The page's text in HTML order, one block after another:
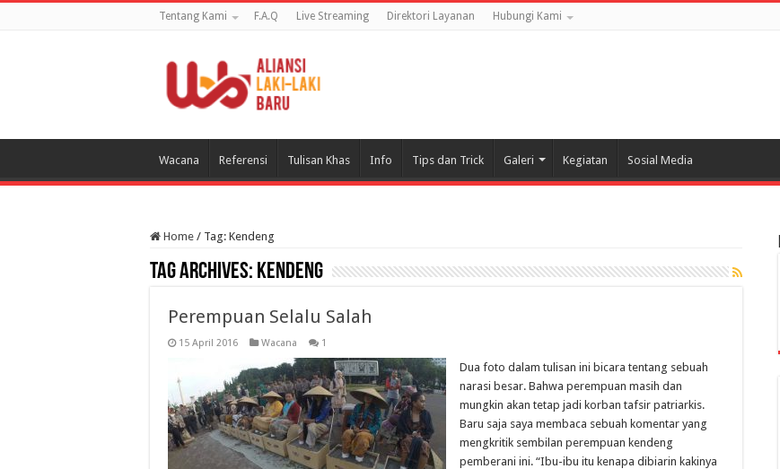
Tentang Kami F.A.Q Live Streaming Direktori Layanan Hubungi Kami
Wacana Referensi Tulisan Khas Info Tips dan Trick Galeri Kegiatan Sosial Media
Home / Tag: Kendeng
Tag Archives: Kendeng
Perempuan Selalu Salah
15 April 2016 Wacana 1
Dua foto dalam tulisan ini bicara tentang sebuah
narasi besar. Bahwa perempuan masih dan
mungkin akan tetap jadi korban tafsir patriarkis.
Baru saja saya membaca sebuah komentar yang
mengkritik sembilan perempuan kendeng
pemberani ini. “Ibu-ibu itu kenapa dibiarin kakinya